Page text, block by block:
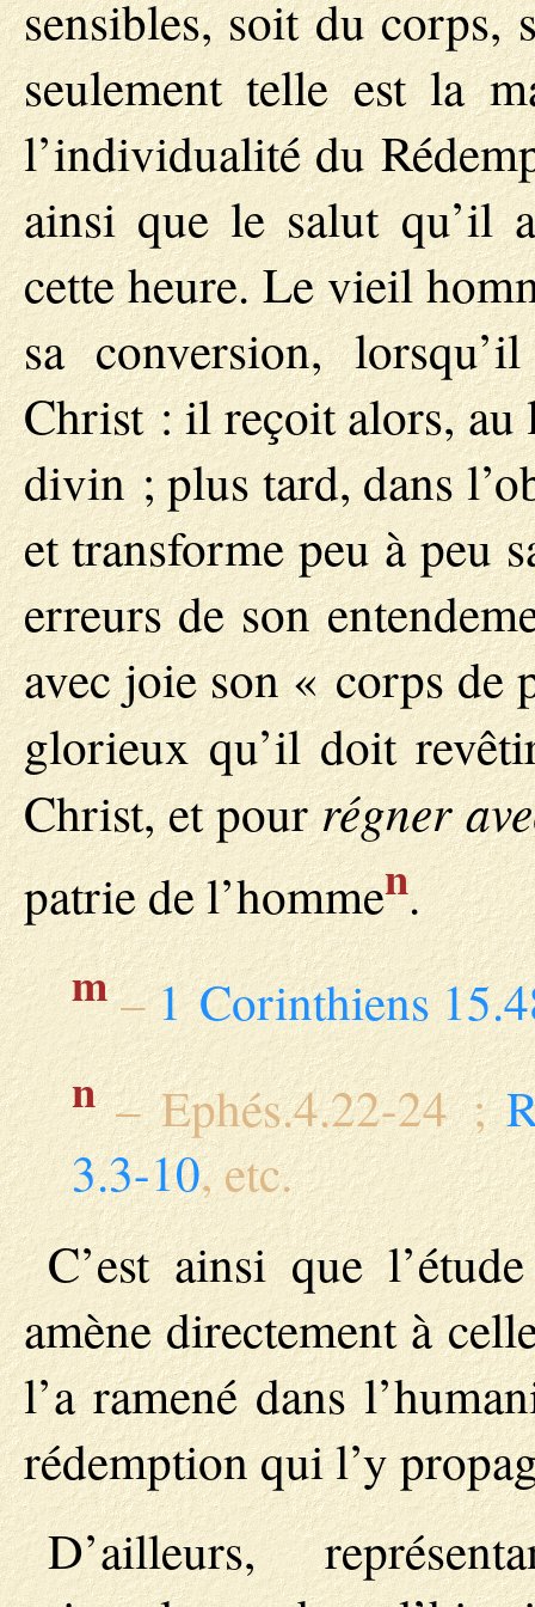
sensibles, soit du corps,
seulement telle est la
l’individualité du
ainsi que le salut qu’il
cette heure. Le vieil
sa conversion,
Christ : il reçoit alors, au
divin ; plus tard, dans
et transforme peu à peu
erreurs de son
avec joie son « corps de
glorieux qu’il doit
Christ, et pourrégner
patrie de l’hommen.
m–1 Corinthiens
n– Ephés.4.22-24 ;
3.3-10, etc.
C’est ainsi que
amène directement à
l’a ramené dans
rédemption qui l’y
D’ailleurs,